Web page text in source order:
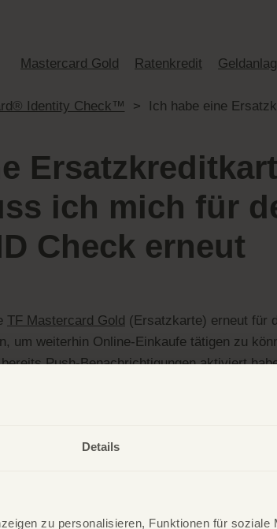
Details
zu personalisieren, Funktionen für soziale
Mastercard Gold Ratenkredit
Identity Check™ >
ich mich für
Check erneut
TF Mastercard Gold (Ersatzkarte) erneut für
um weiterhin Online-Einkaufe tätigen zu
Push-Benachrichtigungen aktiviert
neu aktivieren.